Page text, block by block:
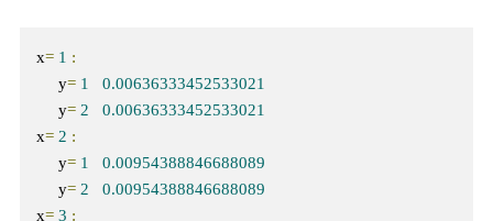
x= 1 :
     y
= 1
0.00636333452533021
     y
= 2
0.00636333452533021
x= 2 :
     y
= 1
0.00954388846688089
     y
= 2
0.00954388846688089
x= 3 :